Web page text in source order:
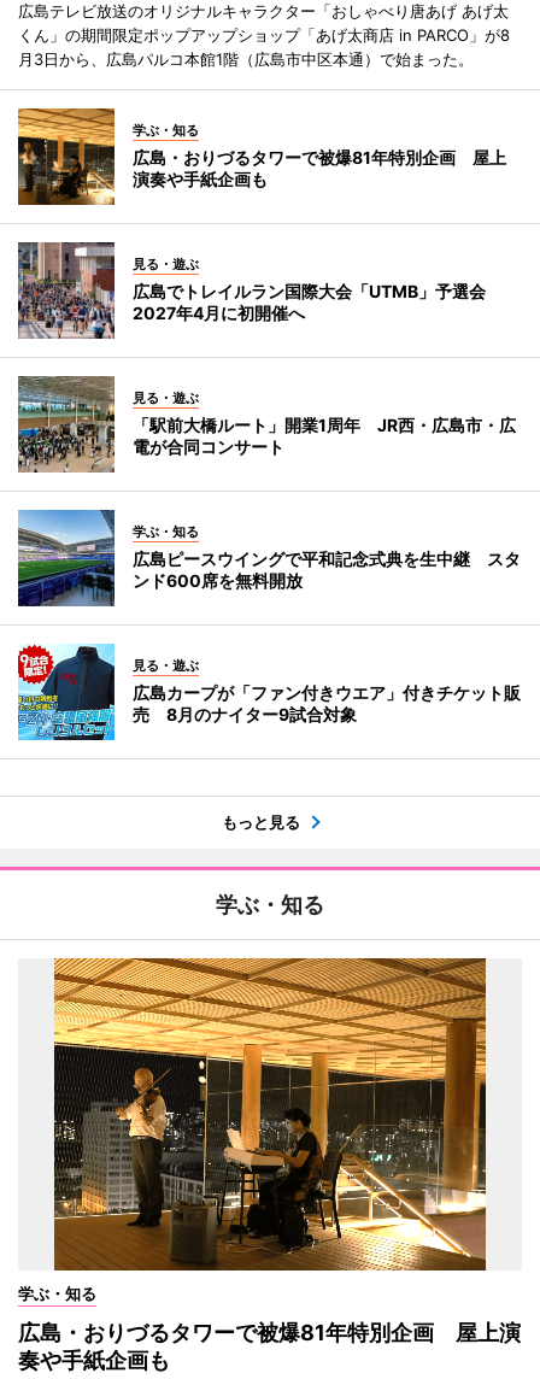
広島テレビ放送のオリジナルキャラクター「おしゃべり唐あげ あげ太
くん」の期間限定ポップアップショップ「あげ太商店 in PARCO」が8
月3日から、広島パルコ本館1階（広島市中区本通）で始まった。
学ぶ・知る
広島・おりづるタワーで被爆81年特別企画 屋上
演奏や手紙企画も
見る・遊ぶ
広島でトレイルラン国際大会「UTMB」予選会
2027年4月に初開催へ
見る・遊ぶ
「駅前大橋ルート」開業1周年 JR西・広島市・広
電が合同コンサート
学ぶ・知る
広島ピースウイングで平和記念式典を生中継 スタ
ンド600席を無料開放
見る・遊ぶ
広島カープが「ファン付きウエア」付きチケット販
売 8月のナイター9試合対象
もっと見る
学ぶ・知る
学ぶ・知る
広島・おりづるタワーで被爆81年特別企画 屋上演
奏や手紙企画も